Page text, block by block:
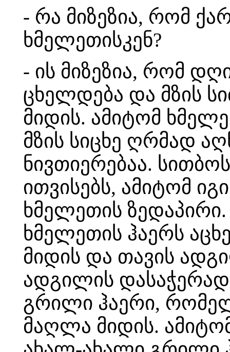
- რა მიზეზია, რომ
ხმელეთისკენ?
- ის მიზეზია, რომ
ცხელდება და მზის
მიდის. ამიტომ
მზის სიცხე ღრმად
ნივთიერებაა.
ითვისებს, ამიტომ
ხმელეთის
ხმელეთის ჰაერს
მიდის და თავის
ადგილის
გრილი ჰაერი,
მაღლა მიდის.